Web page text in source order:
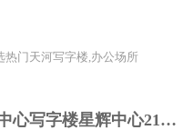
热门天河写字楼,办公场所
天河CBD中心写字楼星辉中心211平方特价办公室户型方正带隔间卡座